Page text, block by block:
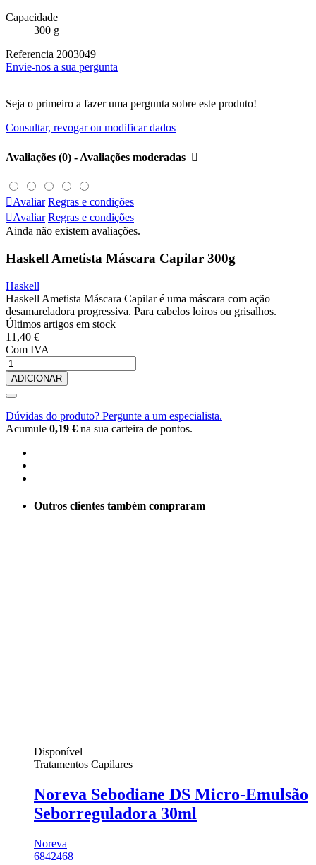
Capacidade
300 g
Referencia 2003049
Envie-nos a sua pergunta
Seja o primeiro a fazer uma pergunta sobre este produto!
Consultar, revogar ou modificar dados
Avaliações (0) - Avaliações moderadas 
Avaliar Regras e condições
Avaliar Regras e condições
Ainda não existem avaliações.
Haskell Ametista Máscara Capilar 300g
Haskell
Haskell Ametista Máscara Capilar é uma máscara com ação
desamareladora progressiva. Para cabelos loiros ou grisalhos.
Últimos artigos em stock
11,40 €
Com IVA
ADICIONAR
Dúvidas do produto? Pergunte a um especialista.
Acumule 0,19 € na sua carteira de pontos.
Outros clientes também compraram
Disponível
Tratamentos Capilares
Noreva Sebodiane DS Micro-Emulsão
Seborreguladora 30ml
Noreva
6842468